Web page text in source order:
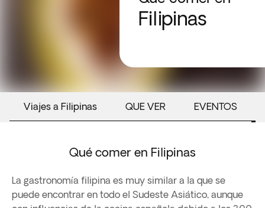
Filipinas
Viajes a Filipinas QUE VER EVENTOS
Qué comer en Filipinas
La gastronomía filipina es muy similar a la que se
puede encontrar en todo el Sudeste Asiático, aunque